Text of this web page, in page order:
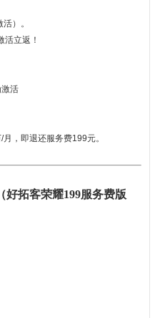
）。
活立返！
活
，即退还服务费199元。
好拓客荣耀199服务费版